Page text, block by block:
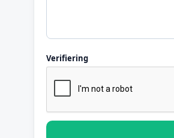
Verifiering